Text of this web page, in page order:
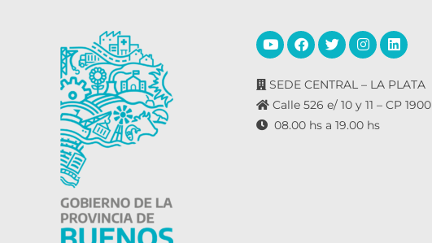
SEDE CENTRAL – LA PLATA
Calle 526 e/ 10 y 11 – CP 1900
08.00 hs a 19.00 hs